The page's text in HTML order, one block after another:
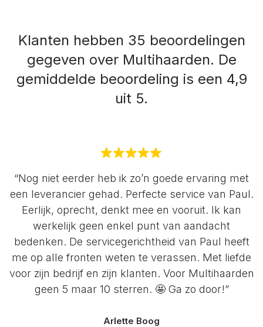
Klanten hebben 35 beoordelingen
gegeven over Multihaarden. De
gemiddelde beoordeling is een 4,9
uit 5.
“Nog niet eerder heb ik zo’n goede ervaring met
een leverancier gehad. Perfecte service van Paul.
Eerlijk, oprecht, denkt mee en vooruit. Ik kan
werkelijk geen enkel punt van aandacht
bedenken. De servicegerichtheid van Paul heeft
me op alle fronten weten te verassen. Met liefde
voor zijn bedrijf en zijn klanten. Voor Multihaarden
geen 5 maar 10 sterren. 🤩 Ga zo door!”
Arlette Boog